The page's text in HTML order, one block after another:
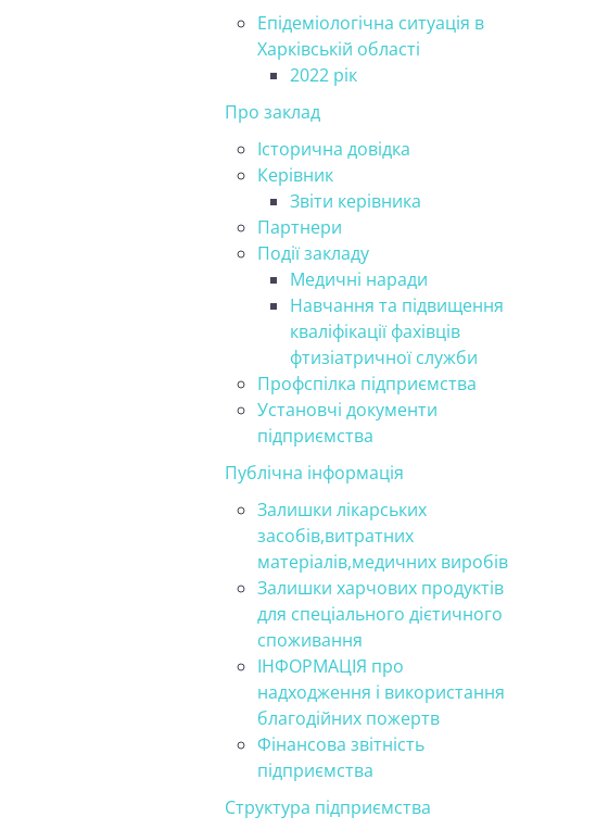
Епідеміологічна ситуація в
Харківській області
2022 рік
Про заклад
Історична довідка
Керівник
Звіти керівника
Партнери
Події закладу
Медичні наради
Навчання та підвищення
кваліфікації фахівців
фтизіатричної служби
Профспілка підприємства
Установчі документи
підприємства
Публічна інформація
Залишки лікарських
засобів,витратних
матеріалів,медичних виробів
Залишки харчових продуктів
для спеціального дієтичного
споживання
ІНФОРМАЦІЯ про
надходження і використання
благодійних пожертв
Фінансова звітність
підприємства
Структура підприємства